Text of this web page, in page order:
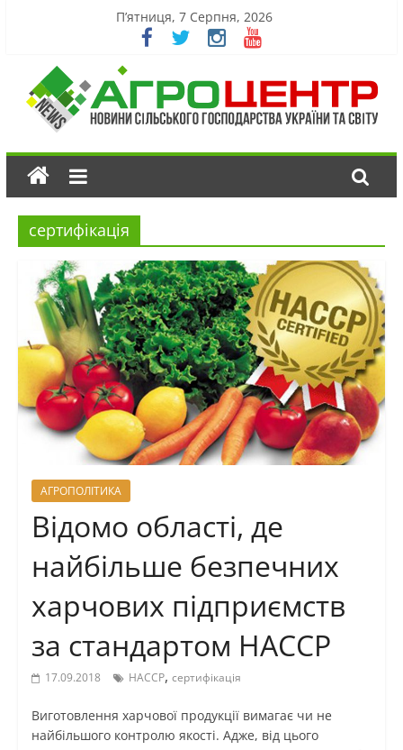
П’ятниця, 7 Серпня, 2026
сертифікація
АГРОПОЛІТИКА
Відомо області, де
найбільше безпечних
харчових підприємств
за стандартом НАССР
17.09.2018 НАССР, сертифікація
Виготовлення харчової продукції вимагає чи не
найбільшого контролю якості. Адже, від цього